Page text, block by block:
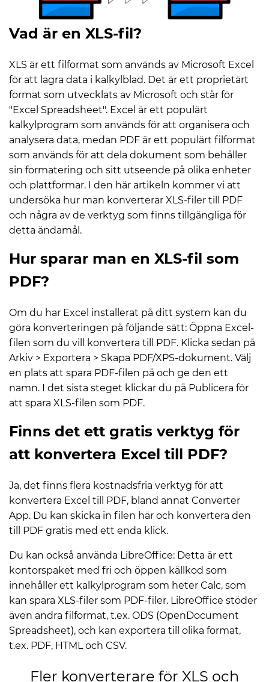
Vad är en XLS-fil?
XLS är ett filformat som används av Microsoft Excel
för att lagra data i kalkylblad. Det är ett proprietärt
format som utvecklats av Microsoft och står för
"Excel Spreadsheet". Excel är ett populärt
kalkylprogram som används för att organisera och
analysera data, medan PDF är ett populärt filformat
som används för att dela dokument som behåller
sin formatering och sitt utseende på olika enheter
och plattformar. I den här artikeln kommer vi att
undersöka hur man konverterar XLS-filer till PDF
och några av de verktyg som finns tillgängliga för
detta ändamål.
Hur sparar man en XLS-fil som
PDF?
Om du har Excel installerat på ditt system kan du
göra konverteringen på följande sätt: Öppna Excel-
filen som du vill konvertera till PDF. Klicka sedan på
Arkiv > Exportera > Skapa PDF/XPS-dokument. Välj
en plats att spara PDF-filen på och ge den ett
namn. I det sista steget klickar du på Publicera för
att spara XLS-filen som PDF.
Finns det ett gratis verktyg för
att konvertera Excel till PDF?
Ja, det finns flera kostnadsfria verktyg för att
konvertera Excel till PDF, bland annat Converter
App. Du kan skicka in filen här och konvertera den
till PDF gratis med ett enda klick.
Du kan också använda LibreOffice: Detta är ett
kontorspaket med fri och öppen källkod som
innehåller ett kalkylprogram som heter Calc, som
kan spara XLS-filer som PDF-filer. LibreOffice stöder
även andra filformat, t.ex. ODS (OpenDocument
Spreadsheet), och kan exportera till olika format,
t.ex. PDF, HTML och CSV.
Fler konverterare för XLS och